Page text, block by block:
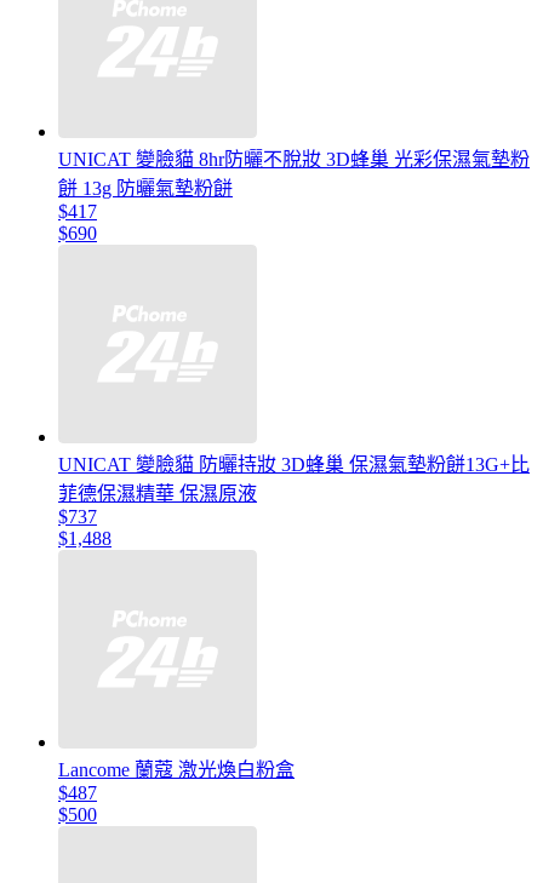
UNICAT 變臉貓 8hr防曬不脫妝 3D蜂巢 光彩保濕氣墊粉
餅 13g 防曬氣墊粉餅
$417
$690
UNICAT 變臉貓 防曬持妝 3D蜂巢 保濕氣墊粉餅13G+比
菲德保濕精華 保濕原液
$737
$1,488
Lancome 蘭蔻 激光煥白粉盒
$487
$500